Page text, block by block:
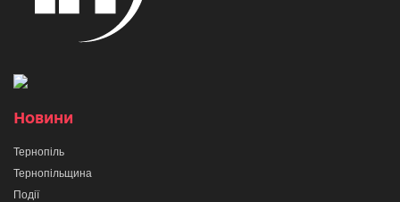
Новини
Тернопіль
Тернопільщина
Події